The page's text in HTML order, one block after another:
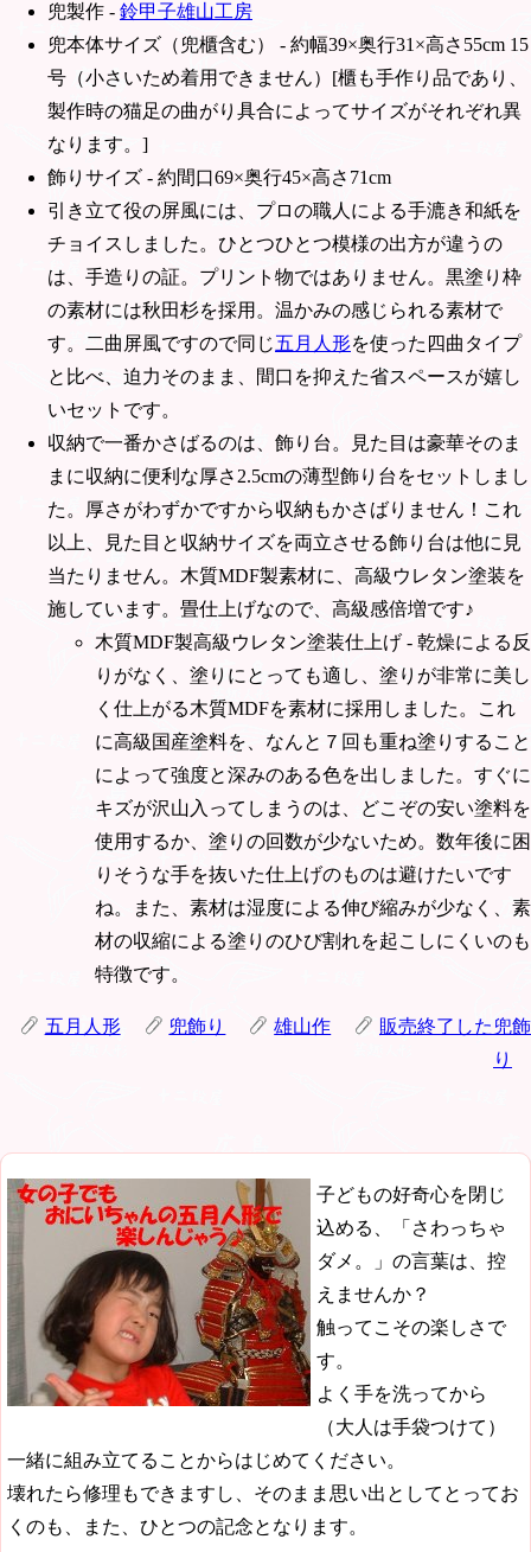
兜製作 - 鈴甲子雄山工房
兜本体サイズ（兜櫃含む） - 約幅39×奥行31×高さ55cm 15
号（小さいため着用できません）[櫃も手作り品であり、
製作時の猫足の曲がり具合によってサイズがそれぞれ異
なります。]
飾りサイズ - 約間口69×奥行45×高さ71cm
引き立て役の屏風には、プロの職人による手漉き和紙を
チョイスしました。ひとつひとつ模様の出方が違うの
は、手造りの証。プリント物ではありません。黒塗り枠
の素材には秋田杉を採用。温かみの感じられる素材で
す。二曲屏風ですので同じ五月人形を使った四曲タイプ
と比べ、迫力そのまま、間口を抑えた省スペースが嬉し
いセットです。
収納で一番かさばるのは、飾り台。見た目は豪華そのま
まに収納に便利な厚さ2.5cmの薄型飾り台をセットしまし
た。厚さがわずかですから収納もかさばりません！これ
以上、見た目と収納サイズを両立させる飾り台は他に見
当たりません。木質MDF製素材に、高級ウレタン塗装を
施しています。畳仕上げなので、高級感倍増です♪
木質MDF製高級ウレタン塗装仕上げ - 乾燥による反
りがなく、塗りにとっても適し、塗りが非常に美し
く仕上がる木質MDFを素材に採用しました。これ
に高級国産塗料を、なんと７回も重ね塗りすること
によって強度と深みのある色を出しました。すぐに
キズが沢山入ってしまうのは、どこぞの安い塗料を
使用するか、塗りの回数が少ないため。数年後に困
りそうな手を抜いた仕上げのものは避けたいです
ね。また、素材は湿度による伸び縮みが少なく、素
材の収縮による塗りのひび割れを起こしにくいのも
特徴です。
五月人形 兜飾り 雄山作
販売終了した兜飾
り
子どもの好奇心を閉じ
込める、「さわっちゃ
ダメ。」の言葉は、控
えませんか？
触ってこその楽しさで
す。
よく手を洗ってから
（大人は手袋つけて）
一緒に組み立てることからはじめてください。
壊れたら修理もできますし、そのまま思い出としてとってお
くのも、また、ひとつの記念となります。